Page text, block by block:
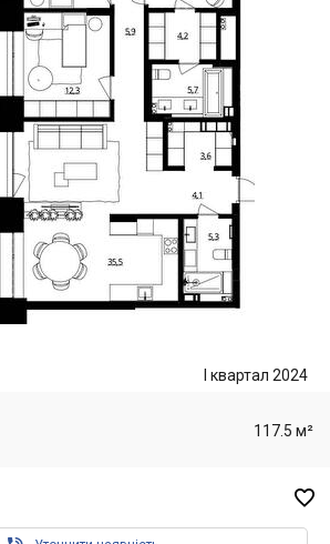
I квартал 2024
117.5 м²
